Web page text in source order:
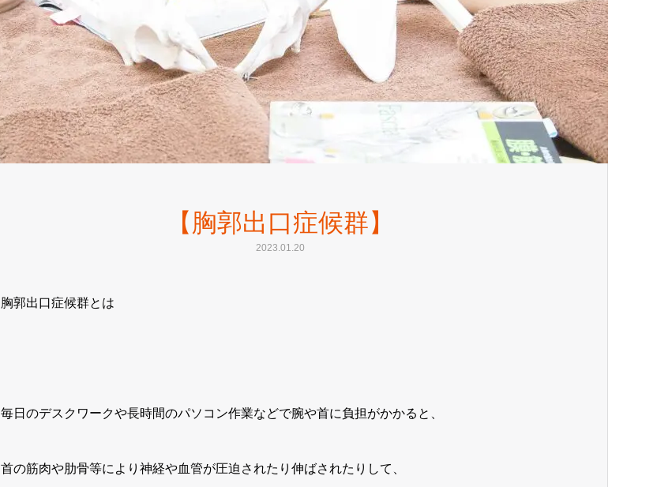
【胸郭出口症候群】
2023.01.20
胸郭出口症候群とは
毎日のデスクワークや長時間のパソコン作業などで腕や首に負担がかかると、
首の筋肉や肋骨等により神経や血管が圧迫されたり伸ばされたりして、